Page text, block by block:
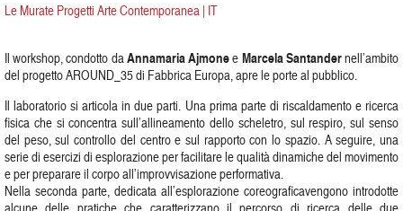
Le Murate Progetti Arte Contemporanea | IT
Il workshop, condotto daAnnamaria AjmoneeMarcela Santandernell’ambito
del progetto AROUND_35 di Fabbrica Europa, apre le porte al pubblico.
Il laboratorio si articola in due parti. Una prima parte di riscaldamento e ricerca
fisica che si concentra sull’allineamento dello scheletro, sul respiro, sul senso
del peso, sul controllo del centro e sul rapporto con lo spazio. A seguire, una
serie di esercizi di esplorazione per facilitare le qualità dinamiche del movimento
e per preparare il corpo all’improvvisazione performativa.
Nella seconda parte, dedicata all’esplorazione coreograficavengono introdotte